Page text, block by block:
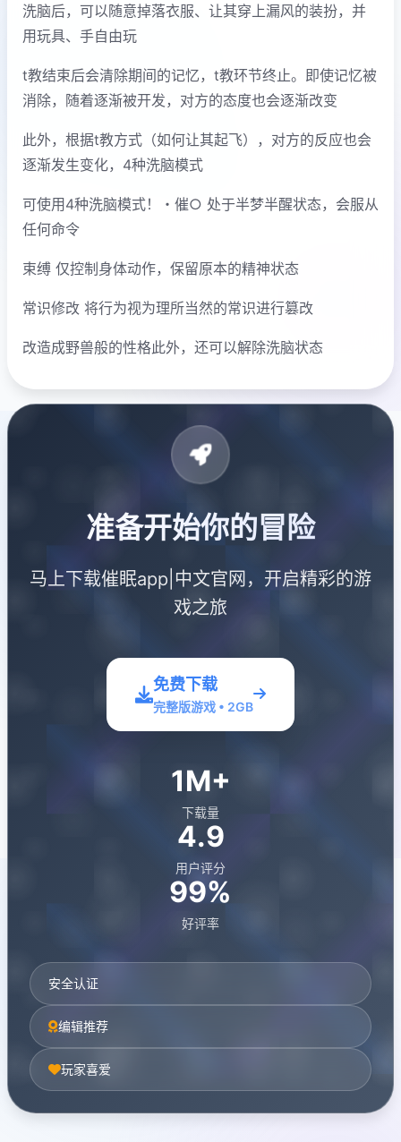
洗脑后，可以随意掉落衣服、让其穿上漏风的装扮，并
用玩具、手自由玩
t教结束后会清除期间的记忆，t教环节终止。即使记忆被
消除，随着逐渐被开发，对方的态度也会逐渐改变
此外，根据t教方式（如何让其起飞），对方的反应也会
逐渐发生变化，4种洗脑模式
可使用4种洗脑模式！・催○ 处于半梦半醒状态，会服从
任何命令
束缚 仅控制身体动作，保留原本的精神状态
常识修改 将行为视为理所当然的常识进行篡改
改造成野兽般的性格此外，还可以解除洗脑状态
准备开始你的冒险
马上下载催眠app|中文官网，开启精彩的游
戏之旅
免费下载
完整版游戏 • 2GB
1M+
下载量
4.9
用户评分
99%
好评率
安全认证
编辑推荐
玩家喜爱